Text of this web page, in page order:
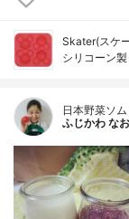
Skater(スケ
シリコーン
日本野菜ソ
ふじかわ な